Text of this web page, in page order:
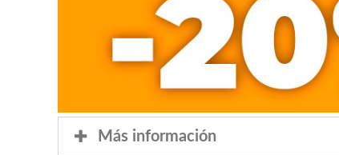
Más información